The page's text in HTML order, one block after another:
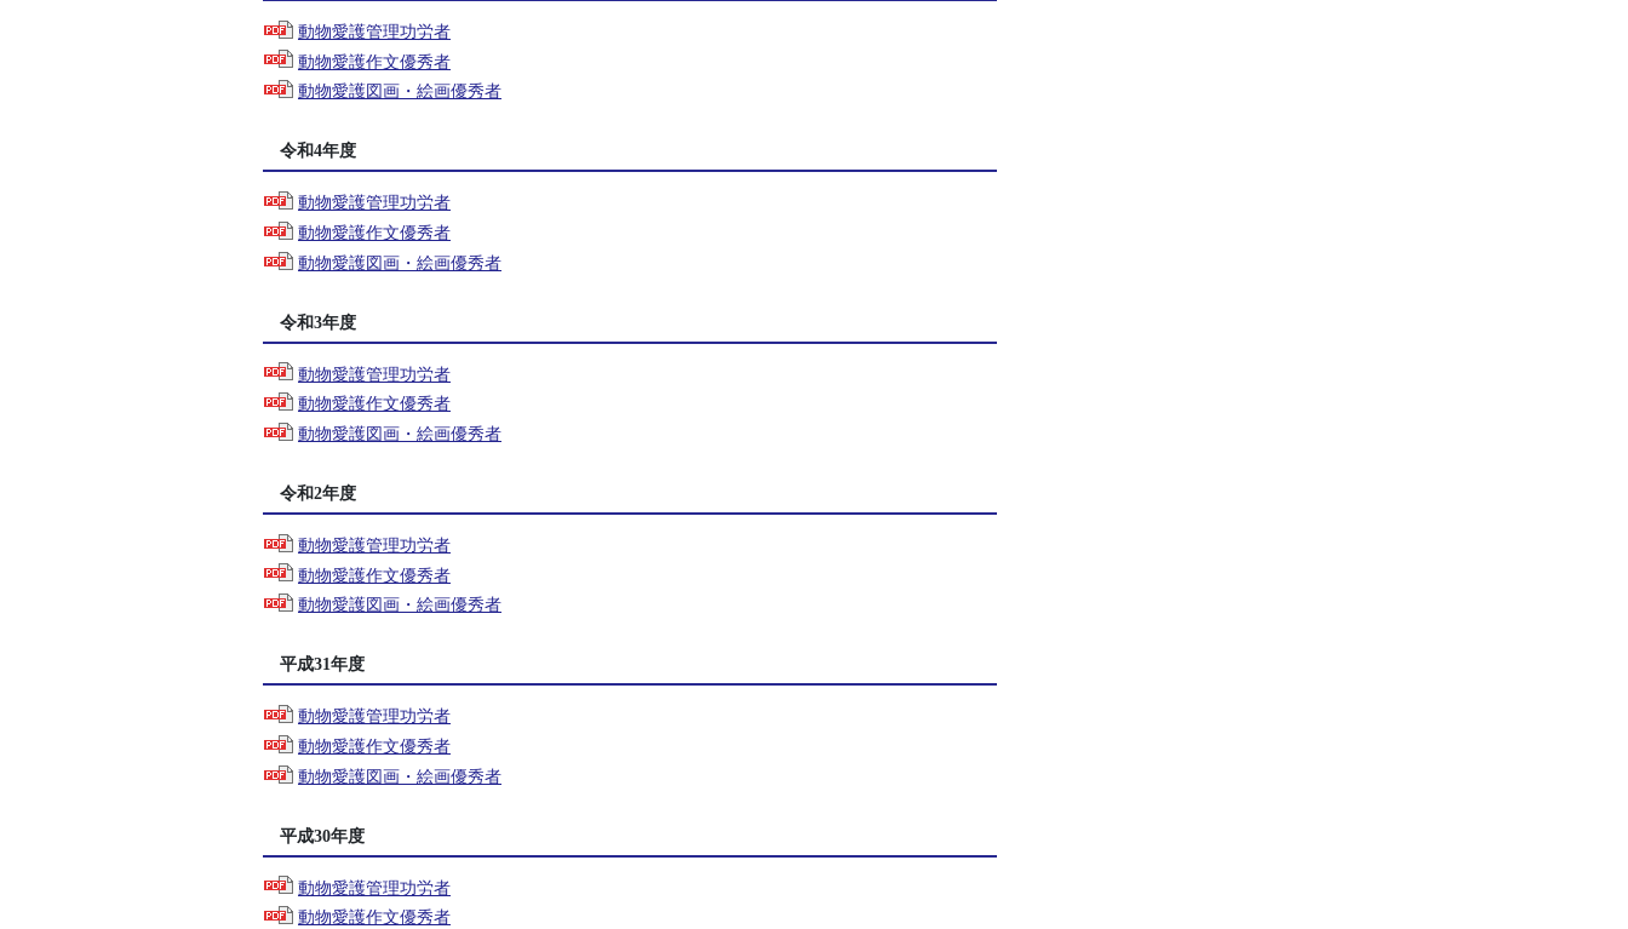
動物愛護管理功労者
動物愛護作文優秀者
動物愛護図画・絵画優秀者
令和4年度
動物愛護管理功労者
動物愛護作文優秀者
動物愛護図画・絵画優秀者
令和3年度
動物愛護管理功労者
動物愛護作文優秀者
動物愛護図画・絵画優秀者
令和2年度
動物愛護管理功労者
動物愛護作文優秀者
動物愛護図画・絵画優秀者
平成31年度
動物愛護管理功労者
動物愛護作文優秀者
動物愛護図画・絵画優秀者
平成30年度
動物愛護管理功労者
動物愛護作文優秀者